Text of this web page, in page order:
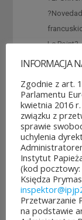
Le
}
INFORMACJA
Zgodnie z art.
Parlamentu
kwietnia 2016
związku z
sprawie
uchylenia
Instytut
(kod pocztowy:
Księdza
Przetwarzanie
na podstawie